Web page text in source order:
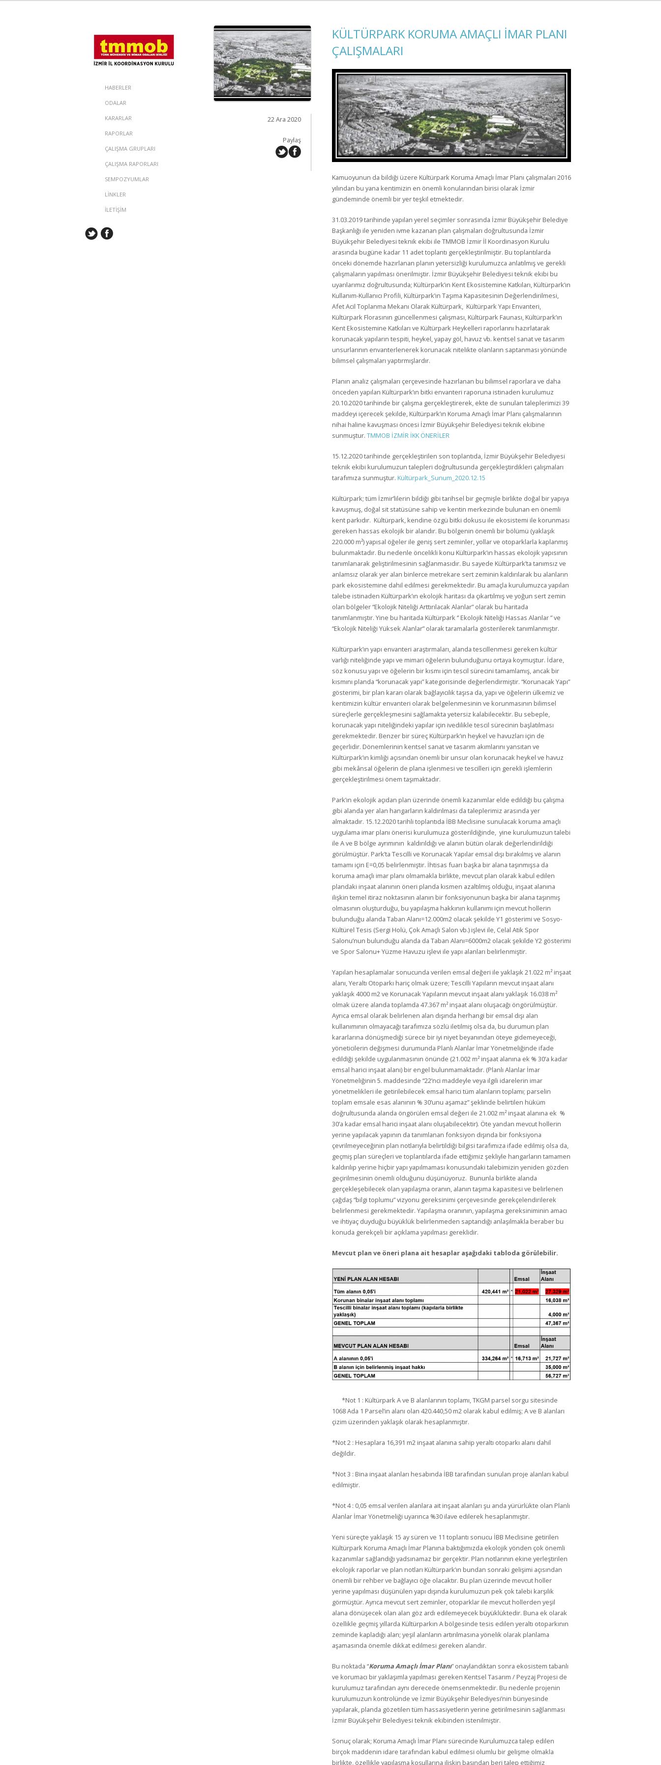
HABERLER
ODALAR
KARARLAR
RAPORLAR
ÇALIŞMA GRUPLARI
ÇALIŞMA RAPORLARI
SEMPOZYUMLAR
LİNKLER
İLETİŞİM
22 Ara 2020
Paylaş
KÜLTÜRPARK KORUMA AMAÇLI İMAR PLANI
ÇALIŞMALARI
Kamuoyunun da bildiği üzere Kültürpark Koruma Amaçlı İmar Planı çalışmaları 2016
yılından bu yana kentimizin en önemli konularından birisi olarak İzmir
gündeminde önemli bir yer teşkil etmektedir.
31.03.2019 tarihinde yapılan yerel seçimler sonrasında İzmir Büyükşehir Belediye
Başkanlığı ile yeniden ivme kazanan plan çalışmaları doğrultusunda İzmir
Büyükşehir Belediyesi teknik ekibi ile TMMOB İzmir İl Koordinasyon Kurulu
arasında bugüne kadar 11 adet toplantı gerçekleştirilmiştir. Bu toplantılarda
önceki dönemde hazırlanan planın yetersizliği kurulumuzca anlatılmış ve gerekli
çalışmaların yapılması önerilmiştir. İzmir Büyükşehir Belediyesi teknik ekibi bu
uyarılarımız doğrultusunda; Kültürpark’ın Kent Ekosistemine Katkıları, Kültürpark’ın
Kullanım-Kullanıcı Profili, Kültürpark’ın Taşıma Kapasitesinin Değerlendirilmesi,
Afet Acil Toplanma Mekanı Olarak Kültürpark, Kültürpark Yapı Envanteri,
Kültürpark Florasının güncellenmesi çalışması, Kültürpark Faunası, Kültürpark’ın
Kent Ekosistemine Katkıları ve Kültürpark Heykelleri raporlarını hazırlatarak
korunacak yapıların tespiti, heykel, yapay göl, havuz vb. kentsel sanat ve tasarım
unsurlarının envanterlenerek korunacak nitelikte olanların saptanması yönünde
bilimsel çalışmaları yaptırmışlardır.
Planın analiz çalışmaları çerçevesinde hazırlanan bu bilimsel raporlara ve daha
önceden yapılan Kültürpark’ın bitki envanteri raporuna istinaden kurulumuz
20.10.2020 tarihinde bir çalışma gerçekleştirerek, ekte de sunulan taleplerimizi 39
maddeyi içerecek şekilde, Kültürpark’ın Koruma Amaçlı İmar Planı çalışmalarının
nihai haline kavuşması öncesi İzmir Büyükşehir Belediyesi teknik ekibine
sunmuştur. TMMOB İZMİR İKK ÖNERİLER
15.12.2020 tarihinde gerçekleştirilen son toplantıda, İzmir Büyükşehir Belediyesi
teknik ekibi kurulumuzun talepleri doğrultusunda gerçekleştirdikleri çalışmaları
tarafımıza sunmuştur. Kültürpark_Sunum_2020.12.15
Kültürpark; tüm İzmir’lilerin bildiği gibi tarihsel bir geçmişle birlikte doğal bir yapıya
kavuşmuş, doğal sit statüsüne sahip ve kentin merkezinde bulunan en önemli
kent parkıdır. Kültürpark, kendine özgü bitki dokusu ile ekosistemi ile korunması
gereken hassas ekolojik bir alandır. Bu bölgenin önemli bir bölümü (yaklaşık
220.000 m²) yapısal öğeler ile geniş sert zeminler, yollar ve otoparklarla kaplanmış
bulunmaktadır. Bu nedenle öncelikli konu Kültürpark’ın hassas ekolojik yapısının
tanımlanarak geliştirilmesinin sağlanmasıdır. Bu sayede Kültürpark’ta tanımsız ve
anlamsız olarak yer alan binlerce metrekare sert zeminin kaldırılarak bu alanların
park ekosistemine dahil edilmesi gerekmektedir. Bu amaçla kurulumuzca yapılan
talebe istinaden Kültürpark’ın ekolojik haritası da çıkartılmış ve yoğun sert zemin
olan bölgeler “Ekolojik Niteliği Arttırılacak Alanlar” olarak bu haritada
tanımlanmıştır. Yine bu haritada Kültürpark ‘’ Ekolojik Niteliği Hassas Alanlar ” ve
“Ekolojik Niteliği Yüksek Alanlar” olarak taramalarla gösterilerek tanımlanmıştır.
Kültürpark’ın yapı envanteri araştırmaları, alanda tescillenmesi gereken kültür
varlığı niteliğinde yapı ve mimari öğelerin bulunduğunu ortaya koymuştur. İdare,
söz konusu yapı ve öğelerin bir kısmı için tescil sürecini tamamlamış, ancak bir
kısmını planda “korunacak yapı” kategorisinde değerlendirmiştir. “Korunacak Yapı”
gösterimi, bir plan kararı olarak bağlayıcılık taşısa da, yapı ve öğelerin ülkemiz ve
kentimizin kültür envanteri olarak belgelenmesinin ve korunmasının bilimsel
süreçlerle gerçekleşmesini sağlamakta yetersiz kalabilecektir. Bu sebeple,
korunacak yapı niteliğindeki yapılar için ivedilikle tescil sürecinin başlatılması
gerekmektedir. Benzer bir süreç Kültürpark’ın heykel ve havuzları için de
geçerlidir. Dönemlerinin kentsel sanat ve tasarım akımlarını yansıtan ve
Kültürpark’ın kimliği açısından önemli bir unsur olan korunacak heykel ve havuz
gibi mekânsal öğelerin de plana işlenmesi ve tescilleri için gerekli işlemlerin
gerçekleştirilmesi önem taşımaktadır.
Park’ın ekolojik açıdan plan üzerinde önemli kazanımlar elde edildiği bu çalışma
gibi alanda yer alan hangarların kaldırılması da taleplerimiz arasında yer
almaktadır. 15.12.2020 tarihli toplantıda İBB Meclisine sunulacak koruma amaçlı
uygulama imar planı önerisi kurulumuza gösterildiğinde, yine kurulumuzun talebi
ile A ve B bölge ayrımının kaldırıldığı ve alanın bütün olarak değerlendirildiği
görülmüştür. Park’ta Tescilli ve Korunacak Yapılar emsal dışı bırakılmış ve alanın
tamamı için E=0,05 belirlenmiştir. İhtisas fuarı başka bir alana taşınmışsa da
koruma amaçlı imar planı olmamakla birlikte, mevcut plan olarak kabul edilen
plandaki inşaat alanının öneri planda kısmen azaltılmış olduğu, inşaat alanına
ilişkin temel itiraz noktasının alanın bir fonksiyonunun başka bir alana taşınmış
olmasının oluşturduğu, bu yapılaşma hakkının kullanımı için mevcut hollerin
bulunduğu alanda Taban Alanı=12.000m2 olacak şekilde Y1 gösterimi ve Sosyo-
Kültürel Tesis (Sergi Holü, Çok Amaçlı Salon vb.) işlevi ile, Celal Atik Spor
Salonu’nun bulunduğu alanda da Taban Alanı=6000m2 olacak şekilde Y2 gösterimi
ve Spor Salonu+ Yüzme Havuzu işlevi ile yapı alanları belirlenmiştir.
Yapılan hesaplamalar sonucunda verilen emsal değeri ile yaklaşık 21.022 m² inşaat
alanı, Yeraltı Otoparkı hariç olmak üzere; Tescilli Yapıların mevcut inşaat alanı
yaklaşık 4000 m2 ve Korunacak Yapıların mevcut inşaat alanı yaklaşık 16.038 m²
olmak üzere alanda toplamda 47.367 m² inşaat alanı oluşacağı öngörülmüştür.
Ayrıca emsal olarak belirlenen alan dışında herhangi bir emsal dışı alan
kullanımının olmayacağı tarafımıza sözlü iletilmiş olsa da, bu durumun plan
kararlarına dönüşmediği sürece bir iyi niyet beyanından öteye gidemeyeceği,
yöneticilerin değişmesi durumunda Planlı Alanlar İmar Yönetmeliğinde ifade
edildiği şekilde uygulanmasının önünde (21.002 m² inşaat alanına ek % 30’a kadar
emsal harici inşaat alanı) bir engel bulunmamaktadır. (Planlı Alanlar İmar
Yönetmeliğinin 5. maddesinde “22’nci maddeyle veya ilgili idarelerin imar
yönetmelikleri ile getirilebilecek emsal harici tüm alanların toplamı; parselin
toplam emsale esas alanının % 30’unu aşamaz” şeklinde belirtilen hüküm
doğrultusunda alanda öngörülen emsal değeri ile 21.002 m² inşaat alanına ek %
30’a kadar emsal harici inşaat alanı oluşabilecektir). Öte yandan mevcut hollerin
yerine yapılacak yapının da tanımlanan fonksiyon dışında bir fonksiyona
çevrilmeyeceğinin plan notlarıyla belirtildiği bilgisi tarafımıza ifade edilmiş olsa da,
geçmiş plan süreçleri ve toplantılarda ifade ettiğimiz şekliyle hangarların tamamen
kaldırılıp yerine hiçbir yapı yapılmaması konusundaki talebimizin yeniden gözden
geçirilmesinin önemli olduğunu düşünüyoruz. Bununla birlikte alanda
gerçekleşebilecek olan yapılaşma oranın, alanın taşıma kapasitesi ve belirlenen
çağdaş “bilgi toplumu” vizyonu gereksinimi çerçevesinde gerekçelendirilerek
belirlenmesi gerekmektedir. Yapılaşma oranının, yapılaşma gereksiniminin amacı
ve ihtiyaç duyduğu büyüklük belirlenmeden saptandığı anlaşılmakla beraber bu
konuda gerekçeli bir açıklama yapılması gereklidir.
Mevcut plan ve öneri plana ait hesaplar aşağıdaki tabloda görülebilir.
*Not 1 : Kültürpark A ve B alanlarının toplamı, TKGM parsel sorgu sitesinde
1068 Ada 1 Parsel’in alanı olan 420.440,50 m2 olarak kabul edilmiş; A ve B alanları
çizim üzerinden yaklaşık olarak hesaplanmıştır.
*Not 2 : Hesaplara 16,391 m2 inşaat alanına sahip yeraltı otoparkı alanı dahil
değildir.
*Not 3 : Bina inşaat alanları hesabında İBB tarafından sunulan proje alanları kabul
edilmiştir.
*Not 4 : 0,05 emsal verilen alanlara ait inşaat alanları şu anda yürürlükte olan Planlı
Alanlar İmar Yönetmeliği uyarınca %30 ilave edilerek hesaplanmıştır.
Yeni süreçte yaklaşık 15 ay süren ve 11 toplantı sonucu İBB Meclisine getirilen
Kültürpark Koruma Amaçlı İmar Planına baktığımızda ekolojik yönden çok önemli
kazanımlar sağlandığı yadsınamaz bir gerçektir. Plan notlarının ekine yerleştirilen
ekolojik raporlar ve plan notları Kültürpark’ın bundan sonraki gelişimi açısından
önemli bir rehber ve bağlayıcı öğe olacaktır. Bu plan üzerinde mevcut holler
yerine yapılması düşünülen yapı dışında kurulumuzun pek çok talebi karşılık
görmüştür. Ayrıca mevcut sert zeminler, otoparklar ile mevcut hollerden yeşil
alana dönüşecek olan alan göz ardı edilemeyecek büyüklüktedir. Buna ek olarak
özellikle geçmiş yıllarda Kültürparkın A bölgesinde tesis edilen yeraltı otoparkının
zeminde kapladığı alan; yeşil alanların artırılmasına yönelik olarak planlama
aşamasında önemle dikkat edilmesi gereken alandır.
Bu noktada “Koruma Amaçlı İmar Planı” onaylandıktan sonra ekosistem tabanlı
ve korumacı bir yaklaşımla yapılması gereken Kentsel Tasarım / Peyzaj Projesi de
kurulumuz tarafından aynı derecede önemsenmektedir. Bu nedenle projenin
kurulumuzun kontrolünde ve İzmir Büyükşehir Belediyesi’nin bünyesinde
yapılarak, planda gözetilen tüm hassasiyetlerin yerine getirilmesinin sağlanması
İzmir Büyükşehir Belediyesi teknik ekibinden istenilmiştir.
Sonuç olarak; Koruma Amaçlı İmar Planı sürecinde Kurulumuzca talep edilen
birçok maddenin idare tarafından kabul edilmesi olumlu bir gelişme olmakla
birlikte, özellikle yapılaşma koşullarına ilişkin başından beri talep ettiğimiz